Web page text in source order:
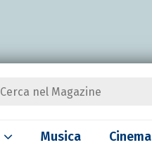
Musica Cinema